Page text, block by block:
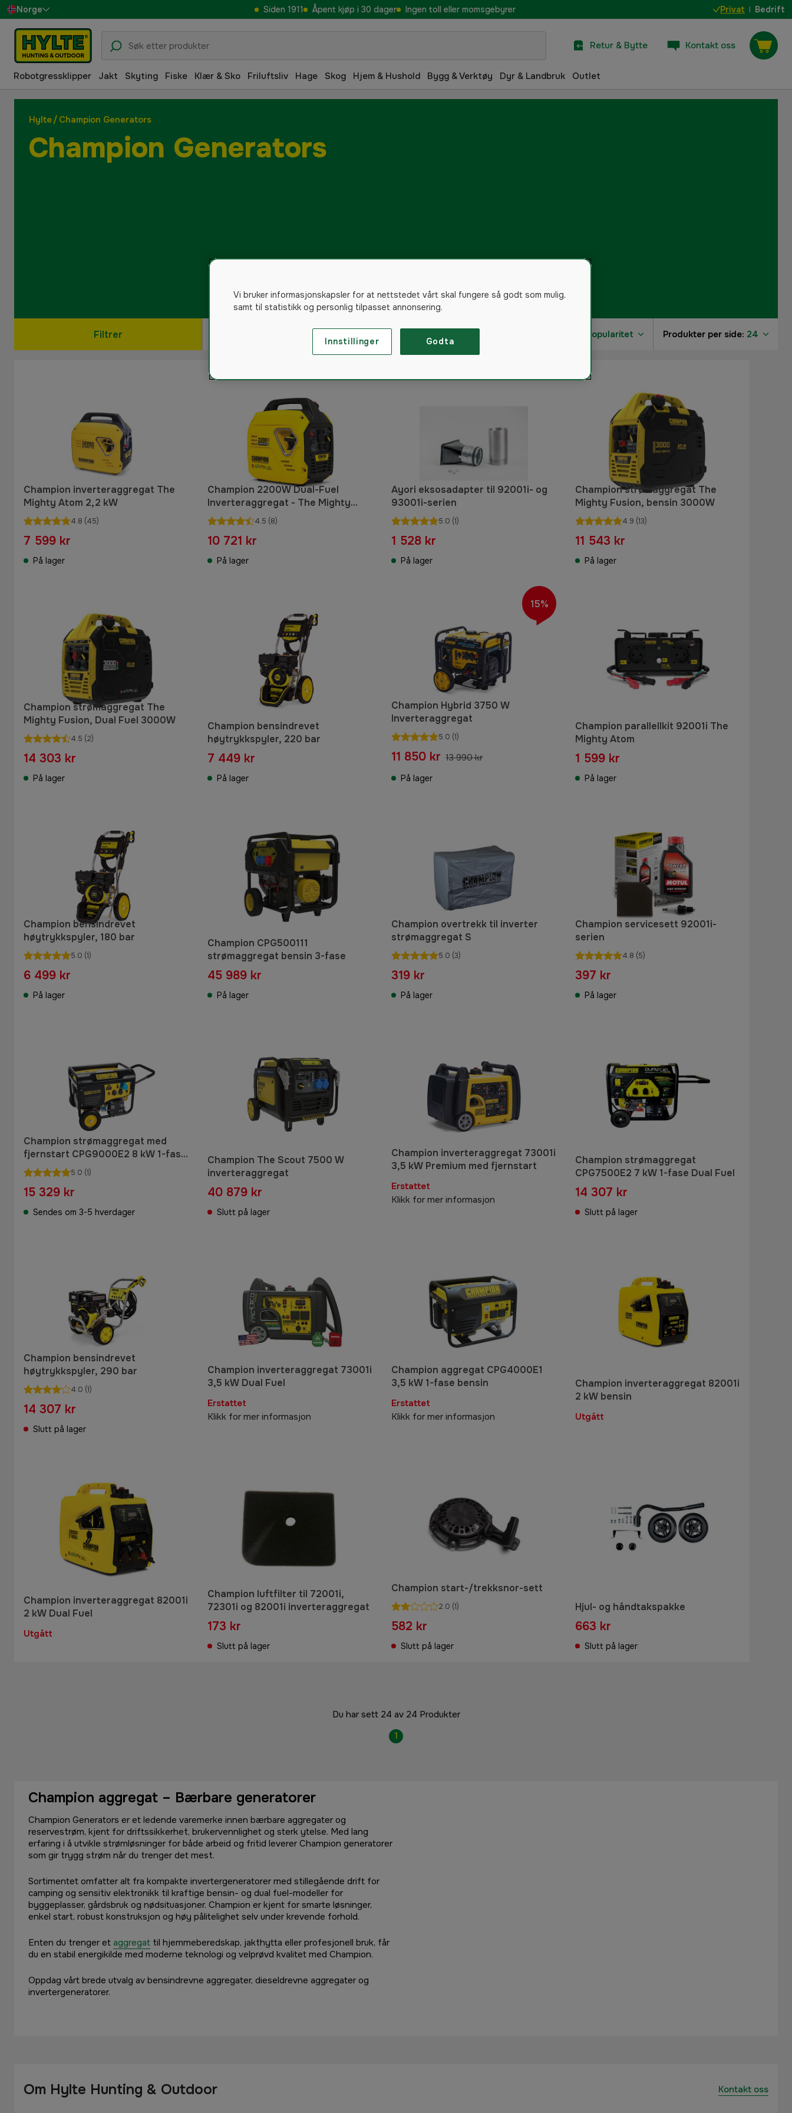
Norge
Sverige
Danmark
Suomi
Siden 1911 Åpent kjøp i 30 dager Ingen toll eller momsgebyrer Privat Bedrift
Retur & Bytte Kontakt oss
Robotgressklipper Jakt Skyting Fiske Klær & Sko Friluftsliv Hage Skog Hjem & Hushold Bygg & Verktøy Dyr & Landbruk Outlet
Hylte/ Champion Generators
Champion Generators
Filtrer Popularitet Produkter per side: 24
Champion inverteraggregat The
Mighty Atom 2,2 kW
4.8 (45)
7 599 kr
På lager
Champion 2200W Dual-Fuel
Inverteraggregat - The Mighty
Atom
4.5 (8)
10 721 kr
På lager
Ayori eksosadapter til 92001i- og
93001i-serien
5.0 (1)
1 528 kr
På lager
Champion strømaggregat The
Mighty Fusion, bensin 3000W
4.9 (13)
11 543 kr
På lager
Champion strømaggregat The
Mighty Fusion, Dual Fuel 3000W
4.5 (2)
14 303 kr
På lager
Champion bensindrevet
høytrykkspyler, 220 bar
7 449 kr
På lager
Champion Hybrid 3750 W
Inverteraggregat
5.0 (1)
11 850 kr 13 990 kr
På lager
15%
Champion parallellkit 92001i The
Mighty Atom
1 599 kr
På lager
Champion bensindrevet
høytrykkspyler, 180 bar
5.0 (1)
6 499 kr
På lager
Champion CPG500111
strømaggregat bensin 3-fase
45 989 kr
På lager
Champion overtrekk til inverter
strømaggregat S
5.0 (3)
319 kr
På lager
Champion servicesett 92001i-
serien
4.8 (5)
397 kr
På lager
Champion strømaggregat med
fjernstart CPG9000E2 8 kW 1-fase
bensin
5.0 (1)
15 329 kr
Sendes om 3-5 hverdager
Champion The Scout 7500 W
inverteraggregat
40 879 kr
Slutt på lager
Champion inverteraggregat 73001i
3,5 kW Premium med fjernstart
Erstattet
Klikk for mer informasjon
Champion strømaggregat
CPG7500E2 7 kW 1-fase Dual Fuel
14 307 kr
Slutt på lager
Champion bensindrevet
høytrykkspyler, 290 bar
4.0 (1)
14 307 kr
Slutt på lager
Champion inverteraggregat 73001i
3,5 kW Dual Fuel
Erstattet
Klikk for mer informasjon
Champion aggregat CPG4000E1
3,5 kW 1-fase bensin
Erstattet
Klikk for mer informasjon
Champion inverteraggregat 82001i
2 kW bensin
Utgått
Champion inverteraggregat 82001i
2 kW Dual Fuel
Utgått
Champion luftfilter til 72001i,
72301i og 82001i inverteraggregat
173 kr
Slutt på lager
Champion start-/trekksnor-sett
2.0 (1)
582 kr
Slutt på lager
Hjul- og håndtakspakke
663 kr
Slutt på lager
Du har sett 24 av 24 Produkter
1
Champion aggregat – Bærbare generatorer
Champion Generators er et ledende varemerke innen bærbare aggregater og
reservestrøm, kjent for driftssikkerhet, brukervennlighet og sterk ytelse. Med lang
erfaring i å utvikle strømløsninger for både arbeid og fritid leverer Champion generatorer
som gir trygg strøm når du trenger det mest.
Sortimentet omfatter alt fra kompakte invertergeneratorer med stillegående drift for
camping og sensitiv elektronikk til kraftige bensin- og dual fuel-modeller for
byggeplasser, gårdsbruk og nødsituasjoner. Champion er kjent for smarte løsninger,
enkel start, robust konstruksjon og høy pålitelighet selv under krevende forhold.
Enten du trenger et aggregat til hjemmeberedskap, jakthytta eller profesjonell bruk, får
du en stabil energikilde med moderne teknologi og velprøvd kvalitet med Champion.
Oppdag vårt brede utvalg av bensindrevne aggregater, dieseldrevne aggregater og
invertergeneratorer.
Om Hylte Hunting & Outdoor Kontakt oss
Vi bruker informasjonskapsler for at nettstedet vårt skal fungere så godt som mulig,
samt til statistikk og personlig tilpasset annonsering.
Innstillinger Godta